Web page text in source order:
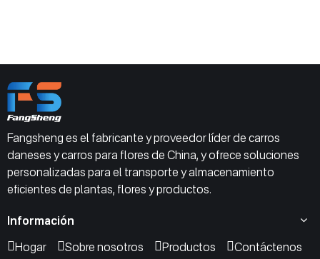
Fangsheng es el fabricante y proveedor líder de carros
daneses y carros para flores de China, y ofrece soluciones
personalizadas para el transporte y almacenamiento
eficientes de plantas, flores y productos.
Información
Hogar
Sobre nosotros Productos
Contáctenos